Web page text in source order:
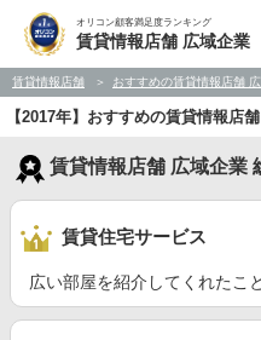
オリコン顧客満足度ランキング
賃貸情報店舗 広域企業
賃貸情報店舗 おすすめの賃貸情報店舗
【2017年】おすすめの賃貸情報店
賃貸情報店舗 広域企業
賃貸住宅サービス
広い部屋を紹介してくれたこ